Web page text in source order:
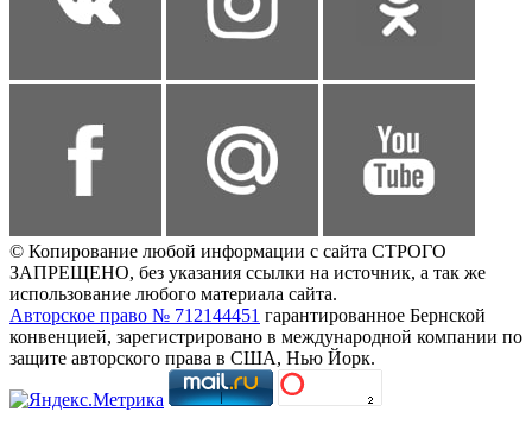
© Копирование любой информации с сайта СТРОГО
ЗАПРЕЩЕНО, без указания ссылки на источник, а так же
использование любого материала сайта.
Авторское право № 712144451 гарантированное Бернской
конвенцией, зарегистрировано в международной компании по
защите авторского права в США, Нью Йорк.